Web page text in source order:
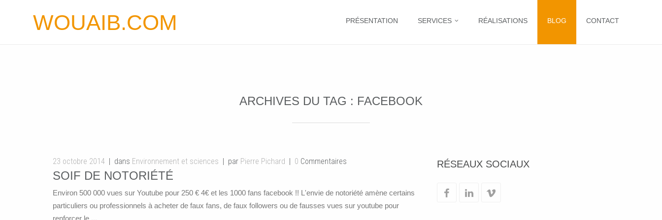
WOUAIB.COM PRÉSENTATION SERVICES RÉALISATIONS BLOG CONTACT
ARCHIVES DU TAG : FACEBOOK
23 octobre 2014 dans Environnement et sciences par Pierre Pichard 0 Commentaires
SOIF DE NOTORIÉTÉ
Environ 500 000 vues sur Youtube pour 250 € 4€ et les 1000 fans facebook !! L'envie de notoriété amène certains
particuliers ou professionnels à acheter de faux fans, de faux followers ou de fausses vues sur youtube pour
renforcer le ...
RÉSEAUX SOCIAUX